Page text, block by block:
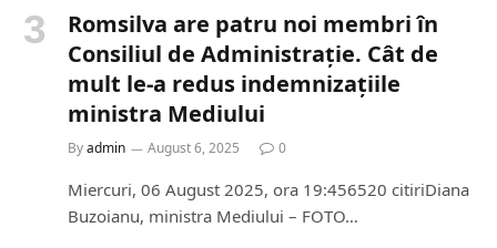
Romsilva are patru noi membri în
Consiliul de Administrație. Cât de
mult le-a redus indemnizațiile
ministra Mediului
Byadmin August 6, 2025 0
Miercuri, 06 August 2025, ora 19:456520 citiriDiana
Buzoianu, ministra Mediului – FOTO…